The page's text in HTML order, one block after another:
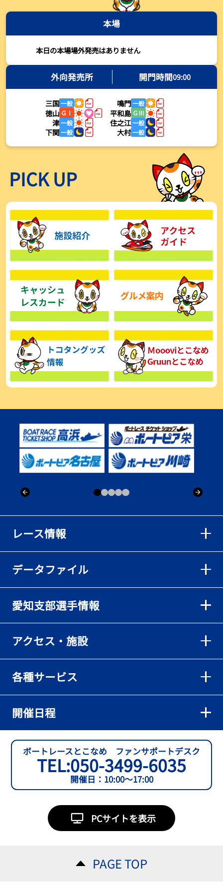
【とこなめボート・岩瀬仁紀さんコラム】最後は塚越海斗に注目、
【ボートレース】荒木颯斗が地元勢でただ１人優出果たす「地元で
初優勝したい」／常滑 - 日刊スポーツ
2026年08月03日
【ボートレース】４枠で優出の塚越海斗が強気節「攻めていくレー
スをします」／常滑 - 日刊スポーツ
2026年08月03日
【ボートレース】広瀬凜が接戦制して２着で優出「出足、回り足は
【とこなめボート】塚越海斗が優勝戦で脅威の伸びを披露する「合
ったときの伸びは自分が一番」
2026年08月03日
【とこなめボート】広瀬凜は準優で見つかった課題の克服へ「結果
的に１着を取れればいい」
2026年08月03日
【とこなめボート】西丸敦基が未勝利では終われない「最終日頑張
る」
2026年08月03日
【とこなめボート ルーキーシリーズ】広瀬凜 6位で予選突破「勝負
2026年08月02日
【とこなめボート 日野未来コラム とこなめミライ予想図】トコタン
お誕生日おめでとう！
2026年08月02日
んでもらったし、恩返しをしたいです」～とこなめルーキーＳ
【常滑ボート・ルーキーＳ】荒木颯斗 予選９位でセミファイナル進
出「そろそろ優勝したい」
2026年08月02日
回りは良くなった」／常滑 - 日刊スポーツ
【ボートレース】島川海輝が逃げ切って準優勝負駆け成功、準優は
伸び意識の調整で／常滑 - 日刊スポーツ
【ボートレース】地元の荒木颯斗が有言実行の予選突破「そろそろ
2026年08月02日
【とこなめボート】出足抜群の篠原晟弥だが「叩き変える可能性も
ある」と思案顔
【とこなめボート】準優６枠の西川拓利は「チルトを跳ねる可能性
もあります」
2026年08月02日
本場
本日の本場場外発売はありません
外向発売所 開門時間09:00
三国一般 鳴門一般
徳山 ＧⅠ 平和島 ＧⅢ
津一般 住之江一般
下関一般 大村一般
PICK UP
レース情報
データファイル
愛知支部選手情報
アクセス・施設
各種サービス
開催日程
ボートレースとこなめ ファンサポートデスク
TEL:050-3499-6035
開催日：10:00～17:00
PCサイトを表示
PAGE TOP